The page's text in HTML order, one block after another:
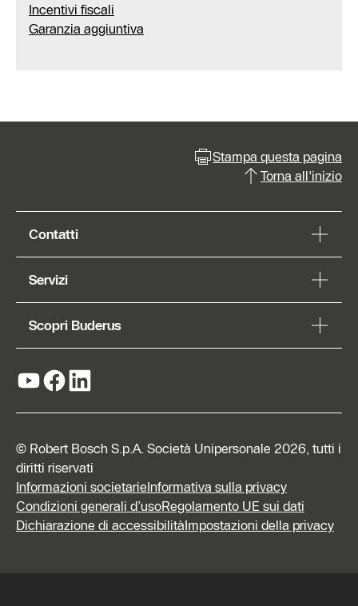
Incentivi fiscali
Garanzia aggiuntiva
Stampa questa pagina
Torna all'inizio
Contatti
Servizi
Scopri Buderus
© Robert Bosch S.p.A. Società Unipersonale 2026, tutti i
diritti riservati
Informazioni societarieInformativa sulla privacy
Condizioni generali d’usoRegolamento UE sui dati
Dichiarazione di accessibilitàImpostazioni della privacy